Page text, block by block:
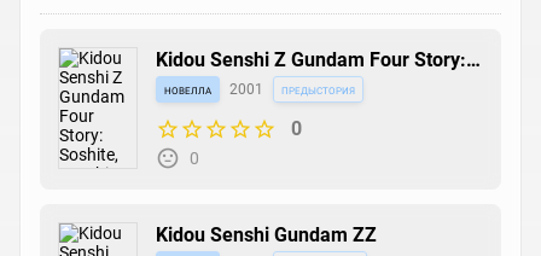
Kidou Senshi Z Gundam Four Story:
Soshite, Senshi ni...
новелла 2001 предыстория
0
0
Kidou Senshi Gundam ZZ